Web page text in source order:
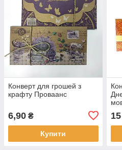
Конверт для грошей з
крафту Проваанс
6,90 ₴
Купити
15